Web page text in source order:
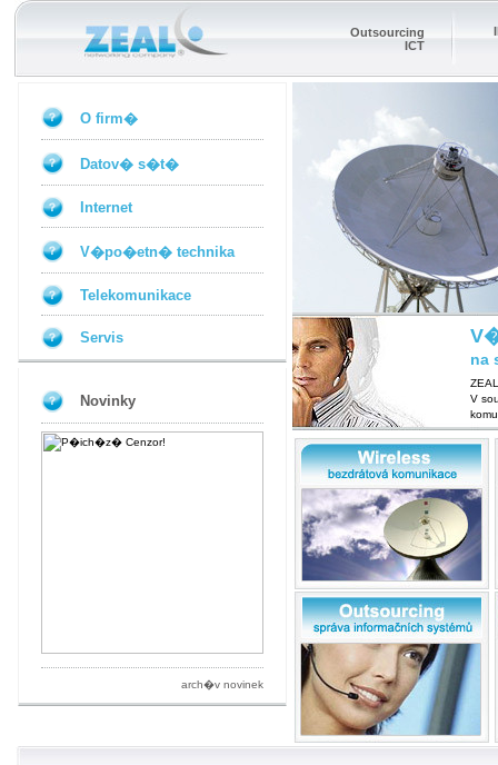
Outsourcing
ICT
O firm�
Datov� s�t�
Internet
V�po�etn� technika
Telekomunikace
Servis
Novinky
arch�v novinek
na
V